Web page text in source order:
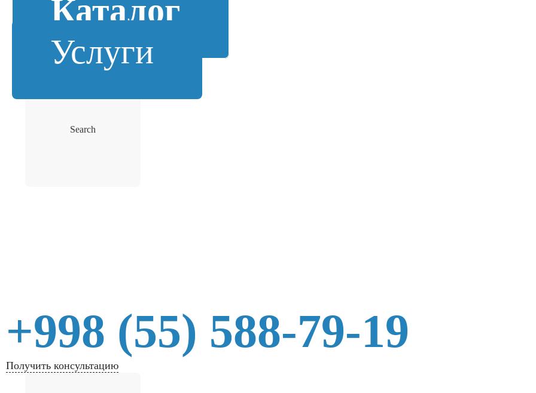
Каталог
Услуги
Search
+998 (55) 588-79-19
Получить консультацию